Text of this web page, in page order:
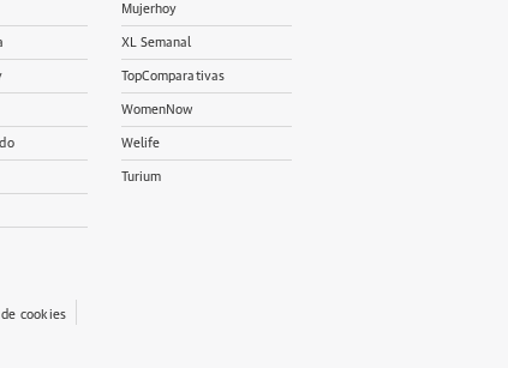
Mujerhoy
XL Semanal
TopComparativas
WomenNow
Welife
Turium
cookies